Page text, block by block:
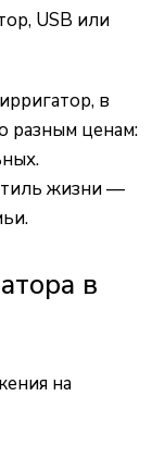
USB или
в
разным ценам:
жизни —
в
на